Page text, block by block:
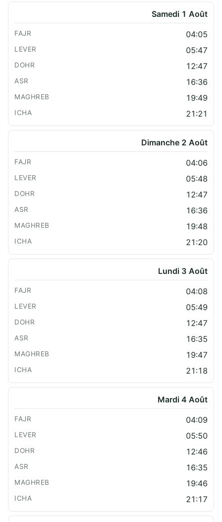
Samedi 1 Août
04:05
05:47
12:47
16:36
19:49
21:21
Dimanche 2 Août
04:06
05:48
12:47
16:36
19:48
21:20
Lundi 3 Août
04:08
05:49
12:47
16:35
19:47
21:18
Mardi 4 Août
04:09
05:50
12:46
16:35
19:46
21:17